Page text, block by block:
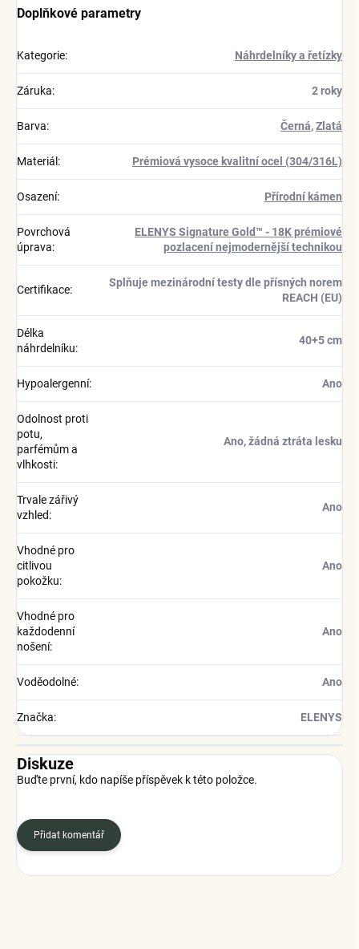
Doplňkové parametry
Kategorie: Náhrdelníky a řetízky
Záruka: 2 roky
Barva: Černá,Zlatá
Materiál : Prémiová vysoce kvalitní ocel (304/316L)
Osazení: Přírodní kámen
Povrchová
úprava:
ELENYS Signature Gold™ - 18K prémiové
pozlacení nejmodernější technikou
Certifikace:
Splňuje mezinárodní testy dle přísných norem
REACH (EU)
Délka
náhrdelníku:
40+5 cm
Hypoalergenní: Ano
Odolnost proti
potu,
parfémům a
vlhkosti:
Ano, žádná ztráta lesku
Trvale zářivý
vzhled:
Ano
Vhodné pro
citlivou
pokožku:
Ano
Vhodné pro
každodenní
nošení:
Ano
Voděodolné: Ano
Značka: ELENYS
Diskuze
Buďte první, kdo napíše příspěvek k této položce.
Přidat komentář